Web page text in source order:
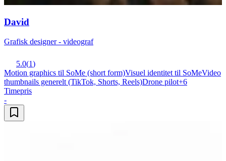
David
Grafisk designer - videograf
5.0(1)
Motion graphics til SoMe (short form)Visuel identitet til SoMeVideo
thumbnails generelt (TikTok, Shorts, Reels)Drone pilot+6
Timepris
-